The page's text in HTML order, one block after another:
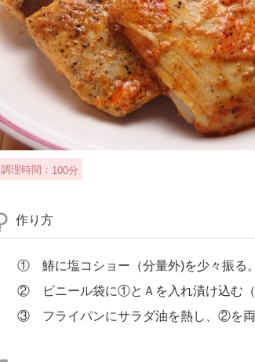
調理時間： 100分
作り方
① 鰆に塩コショー（分量外)を少々振る。
② ビニール袋に①とＡを入れ漬け込む（
③ フライパンにサラダ油を熱し、②を両